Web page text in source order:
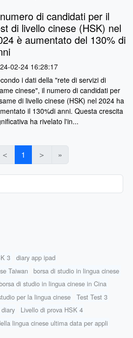
di candidati per il
di livello cinese (HSK) nel
è aumentato del 130% di
02-24 16:28:17
i dati della "rete di servizi di
cinese", il numero di candidati per
di livello cinese (HSK) nel 2024 ha
il 130%di anni. Questa crescita
ha rivelato l'in...
＜ 1 ＞ »
3
diary app ipad
Taiwan
borsa di studio in lingua cinese
di studio in lingua cinese in Cina
per la lingua cinese
Test Test 3
Livello di prova HSK 4
lingua cinese ultima data per appli